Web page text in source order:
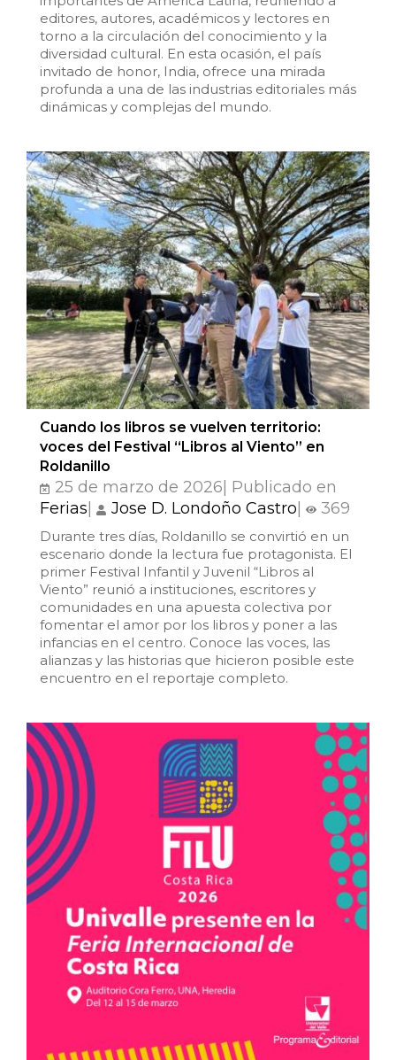
editores, autores, académicos y lectores en
torno a la circulación del conocimiento y la
diversidad cultural. En esta ocasión, el país
invitado de honor, India, ofrece una mirada
profunda a una de las industrias editoriales más
dinámicas y complejas del mundo.
Cuando los libros se vuelven territorio:
voces del Festival “Libros al Viento” en
Roldanillo
25 de marzo de 2026| Publicado en
Ferias
Jose D. Londoño Castro 369
Durante tres días, Roldanillo se convirtió en un
escenario donde la lectura fue protagonista. El
primer Festival Infantil y Juvenil “Libros al
Viento” reunió a instituciones, escritores y
comunidades en una apuesta colectiva por
fomentar el amor por los libros y poner a las
infancias en el centro. Conoce las voces, las
alianzas y las historias que hicieron posible este
encuentro en el reportaje completo.